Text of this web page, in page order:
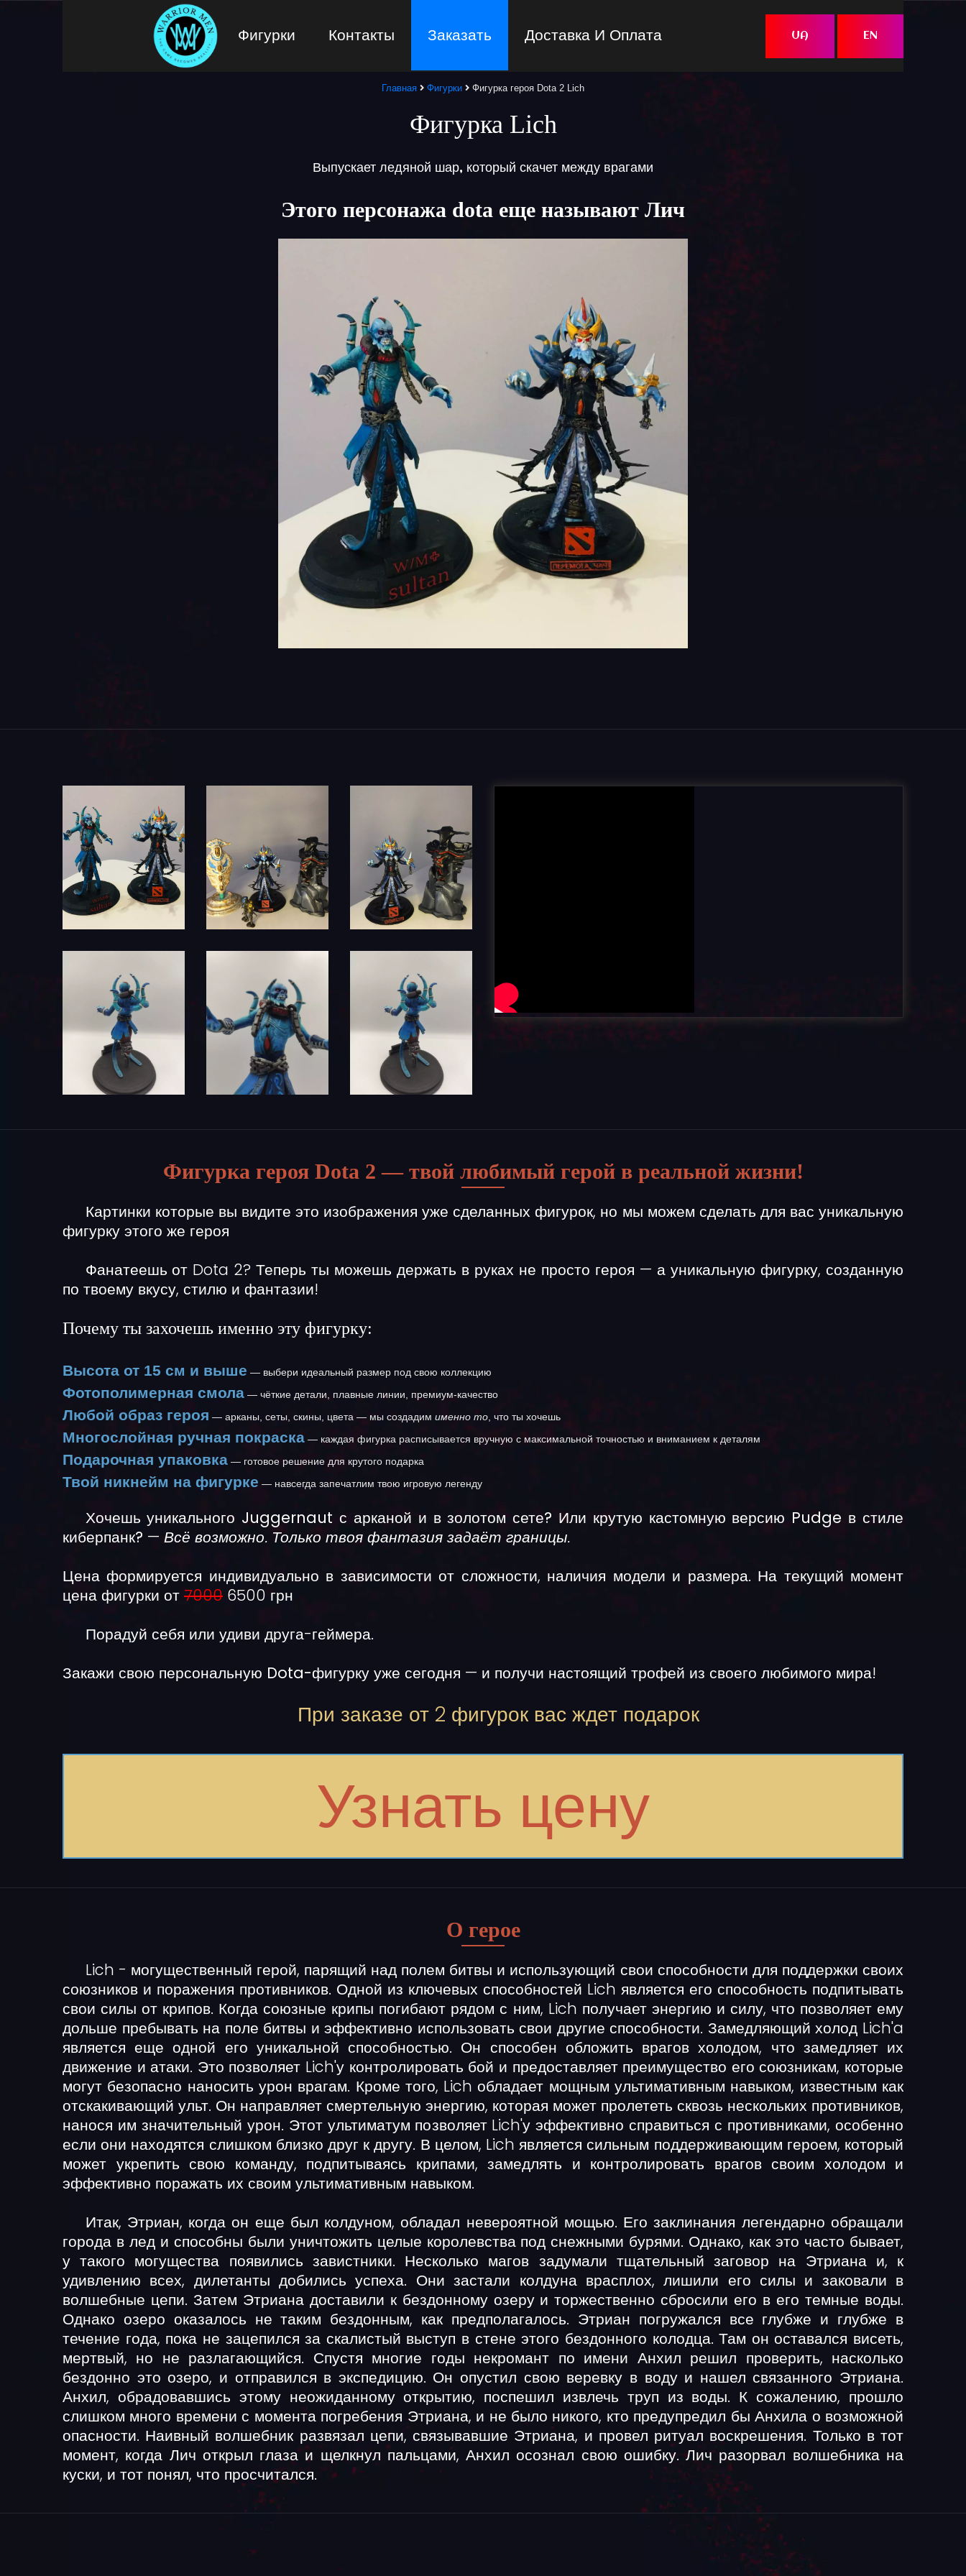
Фигурки Контакты Заказать Доставка И Оплата UA EN
Главная Фигурки Фигурка героя Dota 2 Lich
Фигурка Lich
Выпускает ледяной шар, который скачет между врагами
Этого персонажа dota еще называют Лич
Фигурка героя Dota 2 — твой любимый герой в реальной жизни!
Картинки которые вы видите это изображения уже сделанных фигурок, но мы можем сделать для вас уникальную
фигурку этого же героя
Фанатеешь от Dota 2? Теперь ты можешь держать в руках не просто героя — ауникальную фигурку, созданную
по твоему вкусу, стилю и фантазии!
Почему ты захочешь именно эту фигурку:
Высота от 15 см и выше — выбери идеальный размер под свою коллекцию
Фотополимерная смола — чёткие детали, плавные линии, премиум-качество
Любой образ героя — арканы, сеты, скины, цвета — мы создадим именно то , что ты хочешь
Многослойная ручная покраска — каждая фигурка расписывается вручную с максимальной точностью и вниманием к деталям
Подарочная упаковка — готовое решение для крутого подарка
Твой никнейм на фигурке — навсегда запечатлим твою игровую легенду
Хочешь уникального Juggernaut с арканой и в золотом сете? Или крутую кастомную версию Pudge в стиле
киберпанк? — Всё возможно. Только твоя фантазия задаёт границы.
Цена формируется индивидуально в зависимости от сложности, наличия модели и размера. На текущий момент
цена фигурки от 7000 6500 грн
Порадуй себя или удиви друга-геймера.
Закажи свою персональную Dota-фигурку уже сегодня — и получи настоящий трофей из своего любимого мира!
При заказе от 2 фигурок вас ждет подарок
Узнать цену
О герое
Lich - могущественный герой, парящий над полем битвы и использующий свои способности для поддержки своих
союзников и поражения противников. Одной из ключевых способностей Lich является его способность подпитывать
свои силы от крипов. Когда союзные крипы погибают рядом с ним, Lich получает энергию и силу, что позволяет ему
дольше пребывать на поле битвы и эффективно использовать свои другие способности. Замедляющий холод Lich'a
является еще одной его уникальной способностью. Он способен обложить врагов холодом, что замедляет их
движение и атаки. Это позволяет Lich'у контролировать бой и предоставляет преимущество его союзникам, которые
могут безопасно наносить урон врагам. Кроме того, Lich обладает мощным ультимативным навыком, известным как
отскакивающий ульт. Он направляет смертельную энергию, которая может пролететь сквозь нескольких противников,
нанося им значительный урон. Этот ультиматум позволяет Lich'у эффективно справиться с противниками, особенно
если они находятся слишком близко друг к другу. В целом, Lich является сильным поддерживающим героем, который
может укрепить свою команду, подпитываясь крипами, замедлять и контролировать врагов своим холодом и
эффективно поражать их своим ультимативным навыком.
Итак, Этриан, когда он еще был колдуном, обладал невероятной мощью. Его заклинания легендарно обращали
города в лед и способны были уничтожить целые королевства под снежными бурями. Однако, как это часто бывает,
у такого могущества появились завистники. Несколько магов задумали тщательный заговор на Этриана и, к
удивлению всех, дилетанты добились успеха. Они застали колдуна врасплох, лишили его силы и заковали в
волшебные цепи. Затем Этриана доставили к бездонному озеру и торжественно сбросили его в его темные воды.
Однако озеро оказалось не таким бездонным, как предполагалось. Этриан погружался все глубже и глубже в
течение года, пока не зацепился за скалистый выступ в стене этого бездонного колодца. Там он оставался висеть,
мертвый, но не разлагающийся. Спустя многие годы некромант по имени Анхил решил проверить, насколько
бездонно это озеро, и отправился в экспедицию. Он опустил свою веревку в воду и нашел связанного Этриана.
Анхил, обрадовавшись этому неожиданному открытию, поспешил извлечь труп из воды. К сожалению, прошло
слишком много времени с момента погребения Этриана, и не было никого, кто предупредил бы Анхила о возможной
опасности. Наивный волшебник развязал цепи, связывавшие Этриана, и провел ритуал воскрешения. Только в тот
момент, когда Лич открыл глаза и щелкнул пальцами, Анхил осознал свою ошибку. Лич разорвал волшебника на
куски, и тот понял, что просчитался.